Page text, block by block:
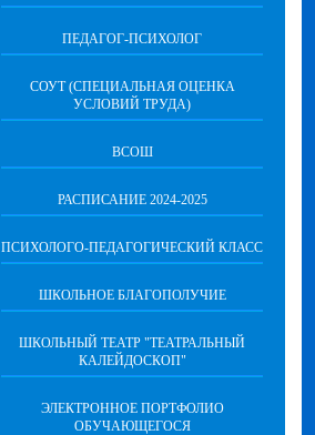
ПЕДАГОГ-ПСИХОЛОГ
СОУТ (СПЕЦИАЛЬНАЯ ОЦЕНКА
УСЛОВИЙ ТРУДА)
ВСОШ
РАСПИСАНИЕ 2024-2025
ПСИХОЛОГО-ПЕДАГОГИЧЕСКИЙ КЛАСС
ШКОЛЬНОЕ БЛАГОПОЛУЧИЕ
ШКОЛЬНЫЙ ТЕАТР "ТЕАТРАЛЬНЫЙ
КАЛЕЙДОСКОП"
ЭЛЕКТРОННОЕ ПОРТФОЛИО
ОБУЧАЮЩЕГОСЯ